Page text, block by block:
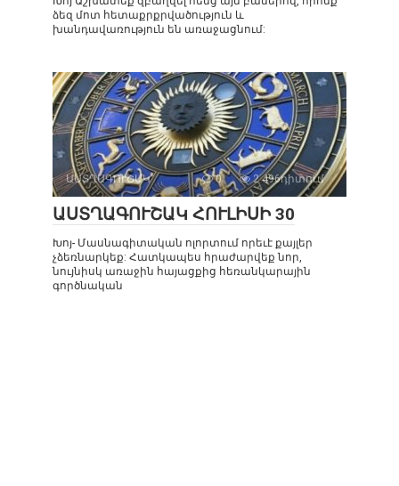
ձեզ մոտ հետաքրքրվածություն և
խանդավառություն են առաջացնում:
ԱՍՏՂԱԳՈՒՇԱԿ 0 2 496դիտում
ԱՍՏՂԱԳՈՒՇԱԿ ՀՈՒԼԻՍԻ 30
Խոյ- Մասնագիտական ոլորտում որեւէ քայլեր
չձեռնարկեք: Հատկապես հրաժարվեք նոր,
նույնիսկ առաջին հայացքից հեռանկարային
գործնական